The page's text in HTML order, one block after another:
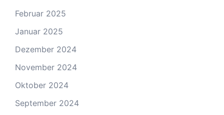
Februar 2025
Januar 2025
Dezember 2024
November 2024
Oktober 2024
September 2024